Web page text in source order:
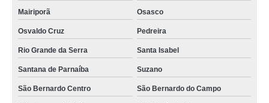
cristalização pintura carro a domicílio Jardim Peri
orçamento de cristalização carro ALDEIA DA SERRA
orçamento de cristalização de pintura de carro Sítio Casa Verde
cristalização de pintura de carro Imirim
cristalização dos carros Jundiaí
Mairiporã Osasco
Osvaldo Cruz Pedreira
Rio Grande da Serra Santa Isabel
Santana de Parnaíba Suzano
São Bernardo Centro São Bernardo do Campo